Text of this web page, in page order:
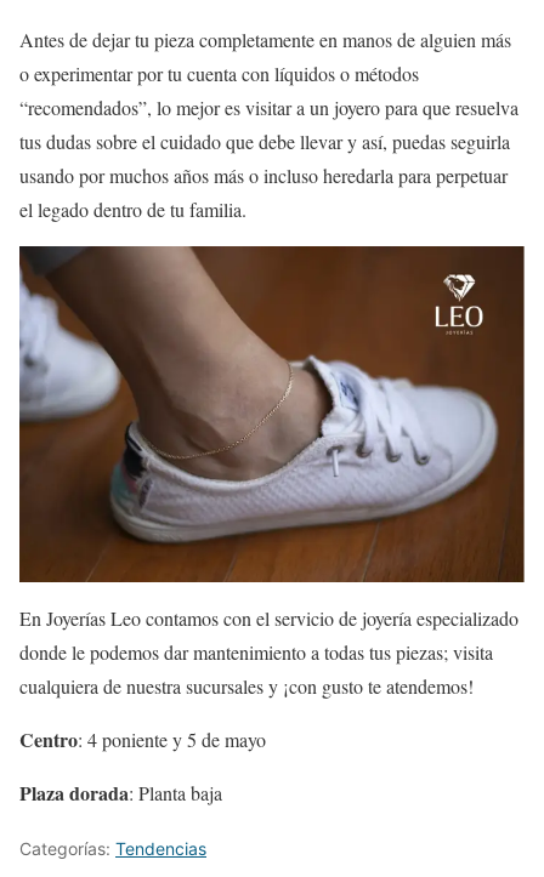
Antes de dejar tu pieza completamente en manos de alguien más
o experimentar por tu cuenta con líquidos o métodos
“recomendados”, lo mejor es visitar a un joyero para que resuelva
tus dudas sobre el cuidado que debe llevar y así, puedas seguirla
usando por muchos años más o incluso heredarla para perpetuar
el legado dentro de tu familia.
En Joyerías Leo contamos con el servicio de joyería especializado
donde le podemos dar mantenimiento a todas tus piezas; visita
cualquiera de nuestra sucursales y ¡con gusto te atendemos!
Centro: 4 poniente y 5 de mayo
Plaza dorada: Planta baja
Categorías: Tendencias